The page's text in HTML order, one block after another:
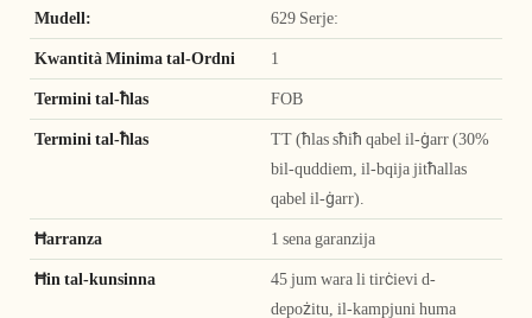
Mudell: 629 Serje:
Kwantità Minima tal-Ordni 1
Termini tal-ħlas FOB
Termini tal-ħlas
TT (ħlas sħiħ qabel il-ġarr (30%
bil-quddiem, il-bqija jitħallas
qabel il-ġarr).
Ħarranza 1 sena garanzija
Ħin tal-kunsinna
45 jum wara li tirċievi d-
depożitu, il-kampjuni huma